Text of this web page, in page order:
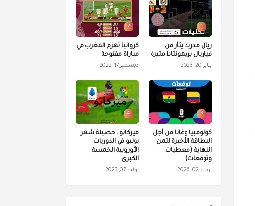
1
ريال مدريد يثأر من
فياريال بريمونتادا مثيرة
يناير 20, 2023
2
كرواتيا تهزم المغرب في
مباراة مفتوحة
ديسمبر 17, 2022
3
كولومبيا وغانا من أجل
البطاقة الأخيرة لثمن
النهاية (معطيات
وتوقعات)
يوليو 02, 2026
4
ميركاتو.. حصيلة شهر
يونيو في الدوريات
الأوروبية الخمسة
الكبرى
يوليو 07, 2023